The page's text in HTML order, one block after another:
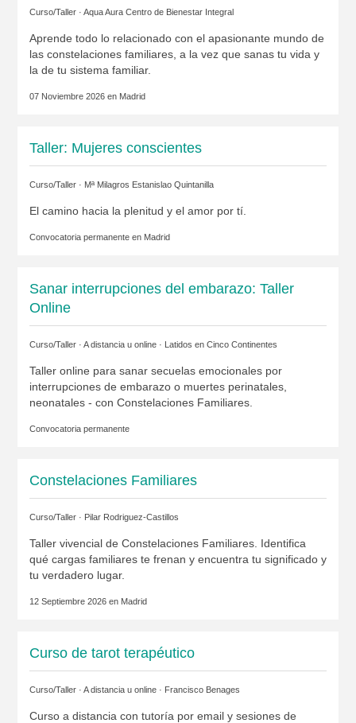
Curso/Taller · Aqua Aura Centro de Bienestar Integral
Aprende todo lo relacionado con el apasionante mundo de
las constelaciones familiares, a la vez que sanas tu vida y
la de tu sistema familiar.
07 Noviembre 2026 en Madrid
Taller: Mujeres conscientes
Curso/Taller · Mª Milagros Estanislao Quintanilla
El camino hacia la plenitud y el amor por tí.
Convocatoria permanente en Madrid
Sanar interrupciones del embarazo: Taller
Online
Curso/Taller · A distancia u online · Latidos en Cinco Continentes
Taller online para sanar secuelas emocionales por
interrupciones de embarazo o muertes perinatales,
neonatales - con Constelaciones Familiares.
Convocatoria permanente
Constelaciones Familiares
Curso/Taller · Pilar Rodriguez-Castillos
Taller vivencial de Constelaciones Familiares. Identifica
qué cargas familiares te frenan y encuentra tu significado y
tu verdadero lugar.
12 Septiembre 2026 en Madrid
Curso de tarot terapéutico
Curso/Taller · A distancia u online · Francisco Benages
Curso a distancia con tutoría por email y sesiones de